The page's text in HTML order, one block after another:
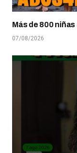
Más de 800
07/08/2026